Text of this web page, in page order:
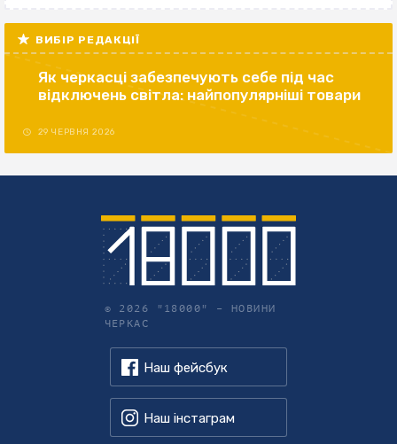
ВИБІР РЕДАКЦІЇ
Як черкасці забезпечують себе під час
відключень світла: найпопулярніші товари
29 ЧЕРВНЯ 2026
© 2026 "18000" – НОВИНИ
ЧЕРКАС
Наш фейсбук
Наш інстаграм